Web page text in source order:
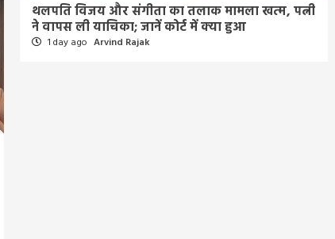
थलपति विजय और संगीता का तलाक मामला खत्म, पत्नी
ने वापस ली याचिका; जानें कोर्ट में क्या हुआ
1 day ago Arvind Rajak